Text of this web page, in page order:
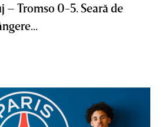
– Tromso 0-5. Seară de